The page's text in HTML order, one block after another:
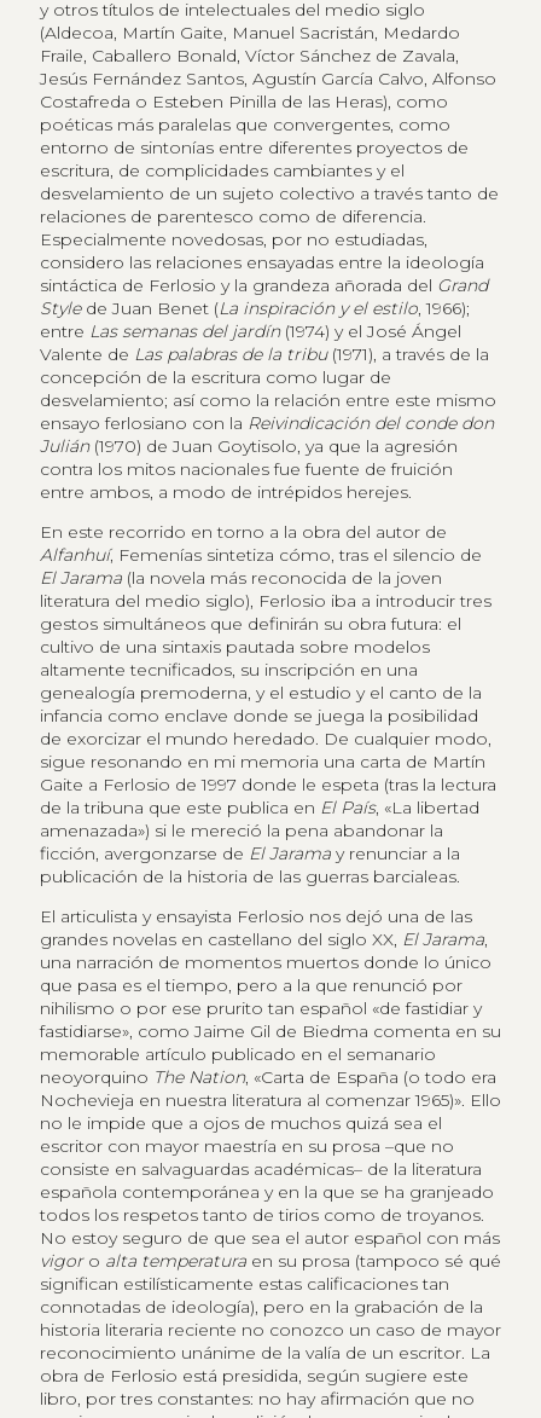
y otros títulos de intelectuales del medio siglo
(Aldecoa, Martín Gaite, Manuel Sacristán, Medardo
Fraile, Caballero Bonald, Víctor Sánchez de Zavala,
Jesús Fernández Santos, Agustín García Calvo, Alfonso
Costafreda o Esteben Pinilla de las Heras), como
poéticas más paralelas que convergentes, como
entorno de sintonías entre diferentes proyectos de
escritura, de complicidades cambiantes y el
desvelamiento de un sujeto colectivo a través tanto de
relaciones de parentesco como de diferencia.
Especialmente novedosas, por no estudiadas,
considero las relaciones ensayadas entre la ideología
sintáctica de Ferlosio y la grandeza añorada del Grand
Style de Juan Benet (La inspiración y el estilo, 1966);
entre Las semanas del jardín(1974) y el José Ángel
Valente de Las palabras de la tribu(1971), a través de la
concepción de la escritura como lugar de
desvelamiento; así como la relación entre este mismo
ensayo ferlosiano con la Reivindicación del conde don
Julián(1970) de Juan Goytisolo, ya que la agresión
contra los mitos nacionales fue fuente de fruición
entre ambos, a modo de intrépidos herejes.
En este recorrido en torno a la obra del autor de
Alfanhuí, Femenías sintetiza cómo, tras el silencio de
El Jarama(la novela más reconocida de la joven
literatura del medio siglo), Ferlosio iba a introducir tres
gestos simultáneos que definirán su obra futura: el
cultivo de una sintaxis pautada sobre modelos
altamente tecnificados, su inscripción en una
genealogía premoderna, y el estudio y el canto de la
infancia como enclave donde se juega la posibilidad
de exorcizar el mundo heredado. De cualquier modo,
sigue resonando en mi memoria una carta de Martín
Gaite a Ferlosio de 1997 donde le espeta (tras la lectura
de la tribuna que este publica en El País, «La libertad
amenazada») si le mereció la pena abandonar la
ficción, avergonzarse de El Jaramay renunciar a la
publicación de la historia de las guerras barcialeas.
El articulista y ensayista Ferlosio nos dejó una de las
grandes novelas en castellano del siglo XX, El Jarama,
una narración de momentos muertos donde lo único
que pasa es el tiempo, pero a la que renunció por
nihilismo o por ese prurito tan español «de fastidiar y
fastidiarse», como Jaime Gil de Biedma comenta en su
memorable artículo publicado en el semanario
neoyorquino The Nation, «Carta de España (o todo era
Nochevieja en nuestra literatura al comenzar 1965)». Ello
no le impide que a ojos de muchos quizá sea el
escritor con mayor maestría en su prosa –que no
consiste en salvaguardas académicas– de la literatura
española contemporánea y en la que se ha granjeado
todos los respetos tanto de tirios como de troyanos.
No estoy seguro de que sea el autor español con más
vigoro alta temperaturaen su prosa (tampoco sé qué
significan estilísticamente estas calificaciones tan
connotadas de ideología), pero en la grabación de la
historia literaria reciente no conozco un caso de mayor
reconocimiento unánime de la valía de un escritor. La
obra de Ferlosio está presidida, según sugiere este
libro, por tres constantes: no hay afirmación que no